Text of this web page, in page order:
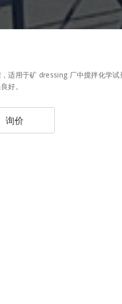
适用于矿 dressing 厂中搅拌化学试
好。
询价